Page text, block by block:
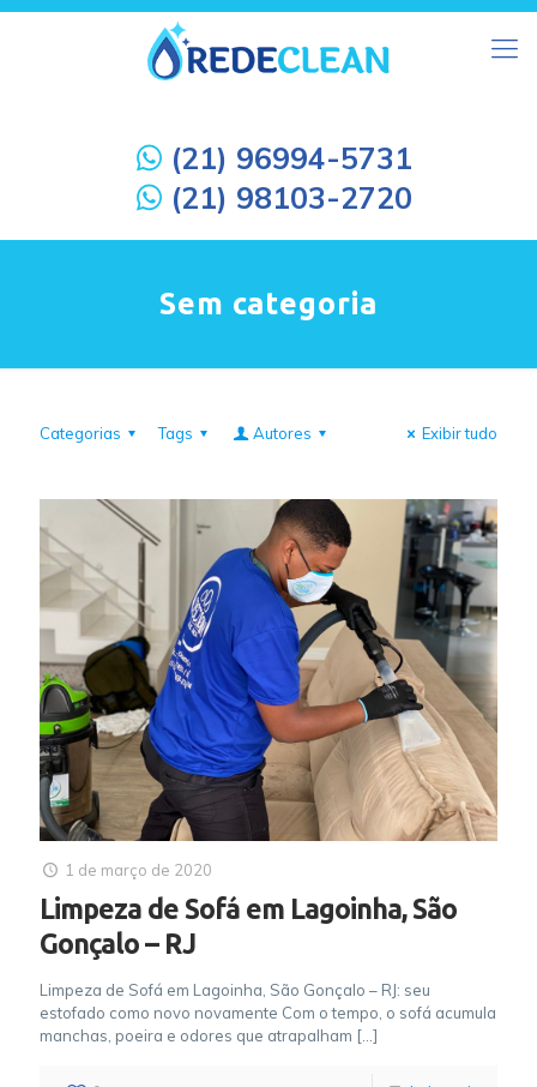
(21) 96994-5731
(21) 98103-2720
Sem categoria
Categorias Tags Autores Exibir tudo
1 de março de 2020
Limpeza de Sofá em Lagoinha, São
Gonçalo – RJ
Limpeza de Sofá em Lagoinha, São Gonçalo – RJ: seu
estofado como novo novamente Com o tempo, o sofá acumula
manchas, poeira e odores que atrapalham […]